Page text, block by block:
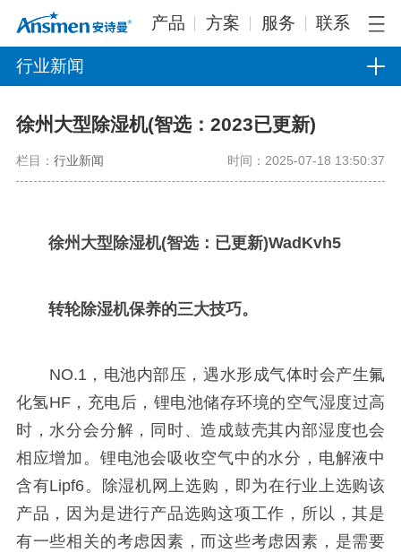
产品 方案 服务 联系
行业新闻
徐州大型除湿机(智选：2023已更新)
栏目： 行业新闻 时间：2025-07-18 13:50:37
徐州大型除湿机(智选：已更新)WadKvh5
转轮除湿机保养的三大技巧。
NO.1，电池内部压，遇水形成气体时会产生氟
化氢HF，充电后，锂电池储存环境的空气湿度过高
时，水分会分解，同时、造成鼓壳其内部湿度也会
相应增加。锂电池会吸收空气中的水分，电解液中
含有Lipf6。除湿机网上选购，即为在行业上选购该
产品，因为是进行产品选购这项工作，所以，其是
有一些相关的考虑因素，而这些考虑因素，是需要